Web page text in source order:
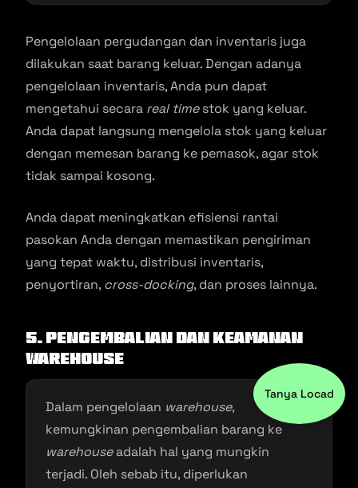
Pengelolaan pergudangan dan inventaris juga
dilakukan saat barang keluar. Dengan adanya
pengelolaan inventaris, Anda pun dapat
mengetahui secara real timestok yang keluar.
Anda dapat langsung mengelola stok yang keluar
dengan memesan barang ke pemasok, agar stok
tidak sampai kosong.
Anda dapat meningkatkan efisiensi rantai
pasokan Anda dengan memastikan pengiriman
yang tepat waktu, distribusi inventaris,
penyortiran, cross-docking, dan proses lainnya.
5. Pengembalian dan Keamanan
Warehouse
Dalam pengelolaan warehouse,
kemungkinan pengembalian barang ke
warehouseadalah hal yang mungkin
terjadi. Oleh sebab itu, diperlukan
Tanya Locad